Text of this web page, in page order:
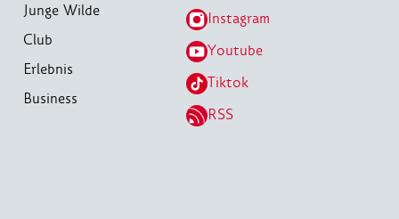
Junge Wilde
Club
Erlebnis
Business
Instagram
Youtube
Tiktok
RSS